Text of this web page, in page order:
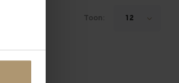
Toon: 12